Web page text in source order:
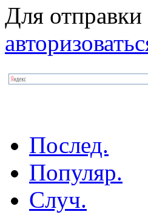
Для
Послед.
Популяр.
Случ.